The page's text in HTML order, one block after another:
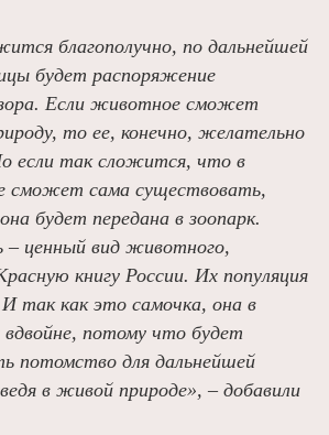
благополучно, по дальнейшей
будет распоряжение
Если животное сможет
то ее, конечно, желательно
если так сложится, что в
сможет сама существовать,
будет передана в зоопарк.
– ценный вид животного,
книгу России. Их популяция
так как это самочка, она в
вдвойне, потому что будет
потомство для дальнейшей
в живой природе», – добавили